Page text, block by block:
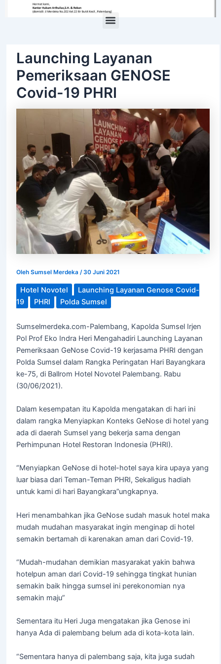
Launching Layanan
Pemeriksaan GENOSE
Covid-19 PHRI
Oleh Sumsel Merdeka /30 Juni 2021
Hotel Novotel
Launching Layanan Genose Covid-
19
PHRI Polda Sumsel
Sumselmerdeka.com-Palembang, Kapolda Sumsel Irjen
Pol Prof Eko Indra Heri Mengahadiri Launching Layanan
Pemeriksaan GeNose Covid-19 kerjasama PHRI dengan
Polda Sumsel dalam Rangka Peringatan Hari Bayangkara
ke-75, di Ballrom Hotel Novotel Palembang. Rabu
(30/06/2021).
Dalam kesempatan itu Kapolda mengatakan di hari ini
dalam rangka Menyiapkan Konteks GeNose di hotel yang
ada di daerah Sumsel yang bekerja sama dengan
Perhimpunan Hotel Restoran Indonesia (PHRI).
“Menyiapkan GeNose di hotel-hotel saya kira upaya yang
luar biasa dari Teman-Teman PHRI, Sekaligus hadiah
untuk kami di hari Bayangkara”ungkapnya.
Heri menambahkan jika GeNose sudah masuk hotel maka
mudah mudahan masyarakat ingin menginap di hotel
semakin bertamah di karenakan aman dari Covid-19.
“Mudah-mudahan demikian masyarakat yakin bahwa
hotelpun aman dari Covid-19 sehingga tingkat hunian
semakin baik hingga sumsel ini perekonomian nya
semakin maju”
Sementara itu Heri Juga mengatakan jika Genose ini
hanya Ada di palembang belum ada di kota-kota lain.
“Sementara hanya di palembang saja, kita juga sudah